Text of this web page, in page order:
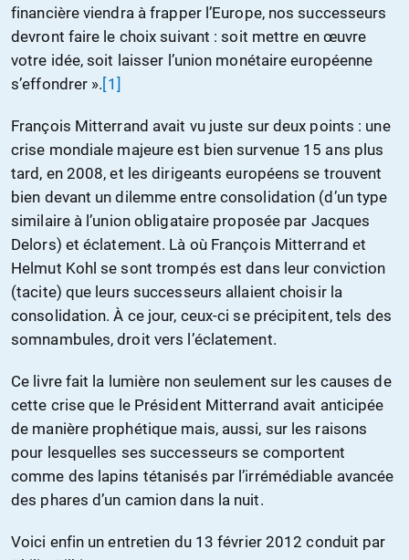
financière viendra à frapper l’Europe, nos successeurs
devront faire le choix suivant : soit mettre en œuvre
votre idée, soit laisser l’union monétaire européenne
s’effondrer ». [1]
François Mitterrand avait vu juste sur deux points : une
crise mondiale majeure est bien survenue 15 ans plus
tard, en 2008, et les dirigeants européens se trouvent
bien devant un dilemme entre consolidation (d’un type
similaire à l’union obligataire proposée par Jacques
Delors) et éclatement. Là où François Mitterrand et
Helmut Kohl se sont trompés est dans leur conviction
(tacite) que leurs successeurs allaient choisir la
consolidation. À ce jour, ceux-ci se précipitent, tels des
somnambules, droit vers l’éclatement.
Ce livre fait la lumière non seulement sur les causes de
cette crise que le Président Mitterrand avait anticipée
de manière prophétique mais, aussi, sur les raisons
pour lesquelles ses successeurs se comportent
comme des lapins tétanisés par l’irrémédiable avancée
des phares d’un camion dans la nuit.
Voici enfin un entretien du 13 février 2012 conduit par